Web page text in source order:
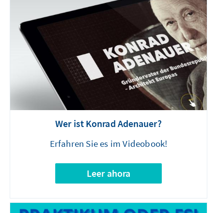
Wer ist Konrad Adenauer?
Erfahren Sie es im Videobook!
Leer ahora